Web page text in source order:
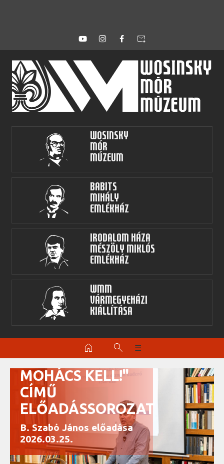
forward_to_inbox
Wosinsky
Mór
Múzeum
Babits
Mihály
Emlékház
Irodalom Háza
Mészöly Miklós
Emlékház
WMM
Vármegyeházi
kiállítása
home search ☰
MÚZEUMI ESTÉK
- "NEKÜNK
MOHÁCS KELL!"
CÍMŰ
ELŐADÁSSOROZAT
B. Szabó János előadása
2026.03.25.